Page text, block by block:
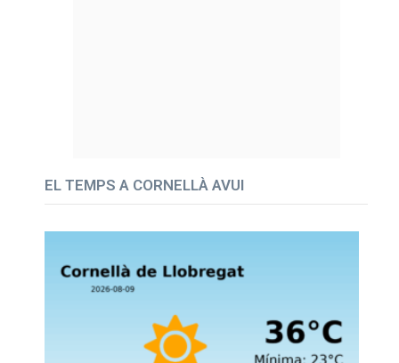
EL TEMPS A CORNELLÀ AVUI